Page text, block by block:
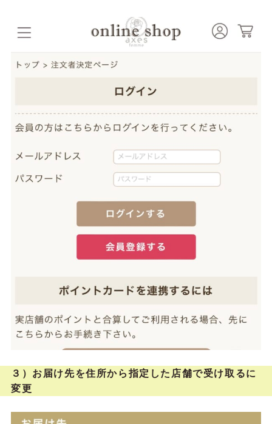
３）お届け先を住所から指定した店舗で受け取るに
変更